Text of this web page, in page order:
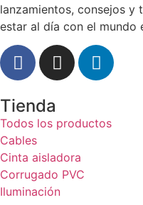
lanzamientos, consejos y
estar al día con el mundo
Tienda
Todos los productos
Cables
Cinta aisladora
Corrugado PVC
Iluminación